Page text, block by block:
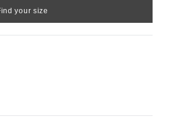
your size